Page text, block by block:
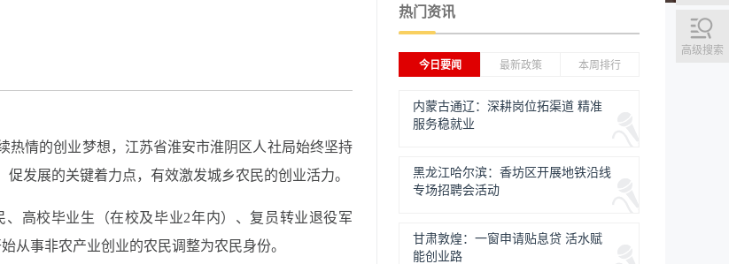
高级搜索
情的创业梦想，江苏省淮安市淮阴区人社局始终坚持
发展的关键着力点，有效激发城乡农民的创业活力。
高校毕业生（在校及毕业2年内） 、复员转业退役军
始从事非农产业创业的农民调整为农民身份。
热门资讯
今日要闻 最新政策 本周排行
内蒙古通辽：深耕岗位拓渠道 精准
服务稳就业
黑龙江哈尔滨：香坊区开展地铁沿线
专场招聘会活动
甘肃敦煌：一窗申请贴息贷 活水赋
能创业路